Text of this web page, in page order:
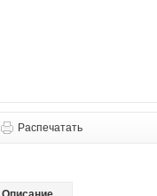
Распечатать